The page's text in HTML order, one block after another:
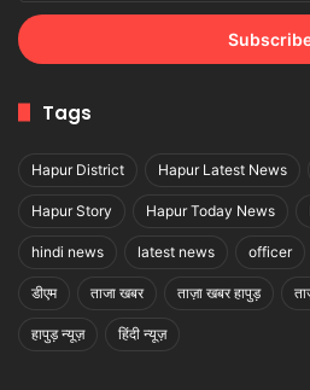
Email
address
Tags
Hapur District Hapur Latest News
Hapur Story Hapur Today News
hindi news latest news officer
डीएम ताजा खबर ताज़ा खबर हापुड़
हापुड़ न्यूज़ हिंदी न्यूज़